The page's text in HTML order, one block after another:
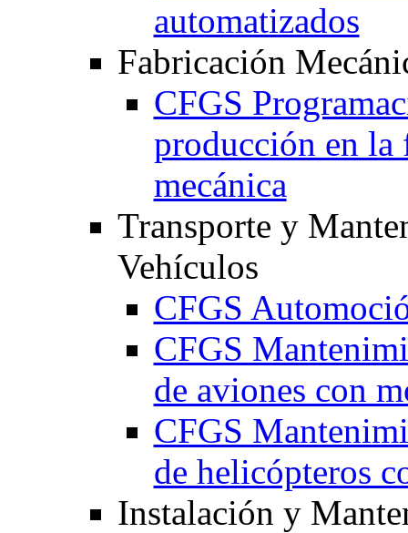
automatizados
Fabricación
CFGS
producción en la
mecánica
Transporte y
Vehículos
CFGS
CFGS
de aviones con
CFGS
de helicópteros
Instalación y